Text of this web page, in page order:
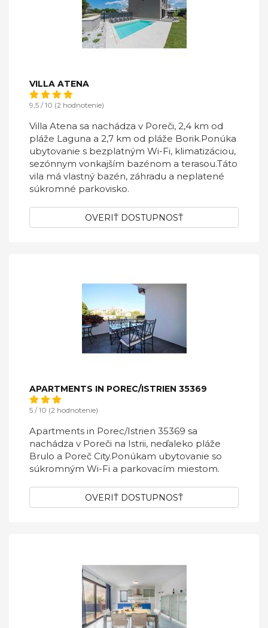
VILLA ATENA
9,5 / 10 (2 hodnotenie)
Villa Atena sa nachádza v Poreči, 2,4 km od
pláže Laguna a 2,7 km od pláže Borik.Ponúka
ubytovanie s bezplatným Wi-Fi, klimatizáciou,
sezónnym vonkajším bazénom a terasou.Táto
vila má vlastný bazén, záhradu a neplatené
súkromné ​​parkovisko.
OVERIŤ DOSTUPNOSŤ
APARTMENTS IN POREC/ISTRIEN 35369
5 / 10 (2 hodnotenie)
Apartments in Porec/Istrien 35369 sa
nachádza v Poreči na Istrii, neďaleko pláže
Brulo a Poreč City.Ponúkam ubytovanie so
súkromným Wi-Fi a parkovacím miestom.
OVERIŤ DOSTUPNOSŤ